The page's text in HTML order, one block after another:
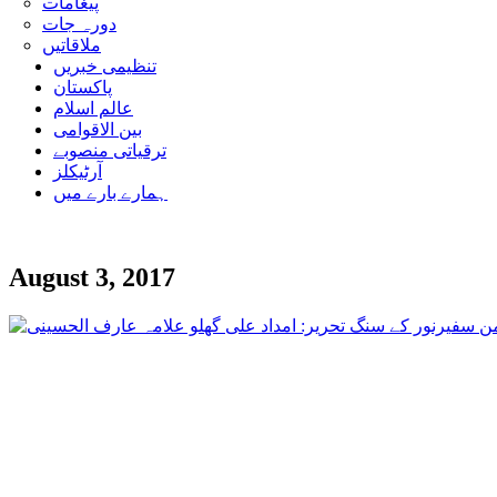
دورہ جات
ملاقاتیں
تنظیمی خبریں
پاکستان
عالم اسلام
بین الاقوامی
ترقیاتی منصوبے
آرٹیکلز
ہمارے بارے میں
August 3, 2017